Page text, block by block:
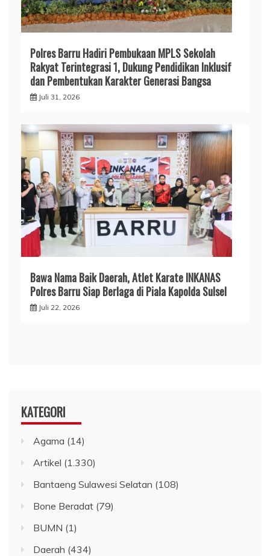
Polres Barru Hadiri Pembukaan MPLS Sekolah
Rakyat Terintegrasi 1, Dukung Pendidikan Inklusif
dan Pembentukan Karakter Generasi Bangsa
Juli 31, 2026
​Bawa Nama Baik Daerah, Atlet Karate INKANAS
Polres Barru Siap Berlaga di Piala Kapolda Sulsel
Juli 22, 2026
KATEGORI
Agama (14)
Artikel (1.330)
Bantaeng Sulawesi Selatan (108)
Bone Beradat (79)
BUMN (1)
Daerah (434)